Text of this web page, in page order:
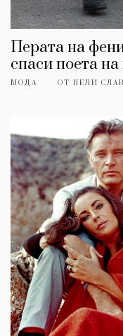
Перата на
спаси поета
МОДА ОТ НЕЛИ